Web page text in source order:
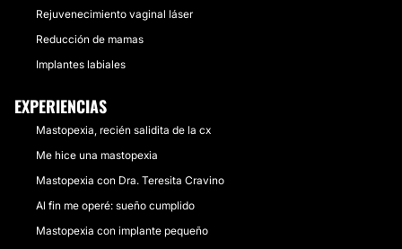
Rejuvenecimiento vaginal láser
Reducción de mamas
Implantes labiales
EXPERIENCIAS
Mastopexia, recién salidita de la cx
Me hice una mastopexia
Mastopexia con Dra. Teresita Cravino
Al fin me operé: sueño cumplido
Mastopexia con implante pequeño